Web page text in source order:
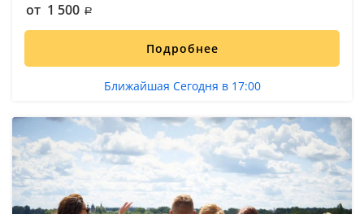
от 1 500
Подробнее
Ближайшая Сегодня в 17:00